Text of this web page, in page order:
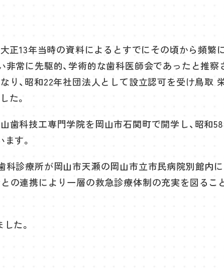
正13年当時の資料によるとすでにその頃から頻繁
常に先駆的、学術的な歯科医師会であったと推察
、昭和22年社団法人として設立認可を受け鳥取
た。
科技工専門学院を岡山市石関町で開学し、昭和
す。
診療所が岡山市天瀬の岡山市立市民病院別館内
の連携により一層の救急診療体制の充実を図るこ
た。